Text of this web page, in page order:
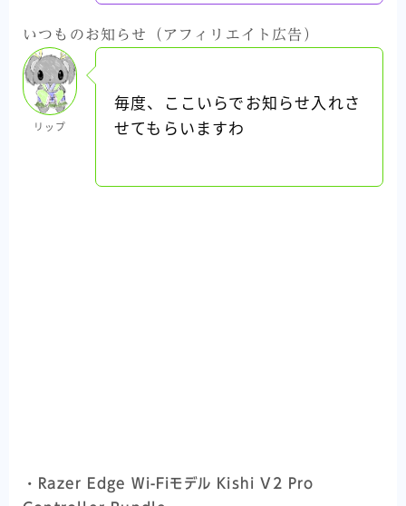
いつものお知らせ（アフィリエイト広告）
リップ
毎度、ここいらでお知らせ入れさ
せてもらいますわ
・
Razer Edge Wi-Fiモデル Kishi V2 Pro